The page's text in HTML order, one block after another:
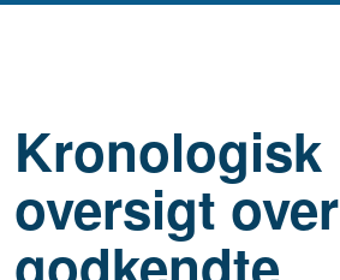
Kronologisk
oversigt over